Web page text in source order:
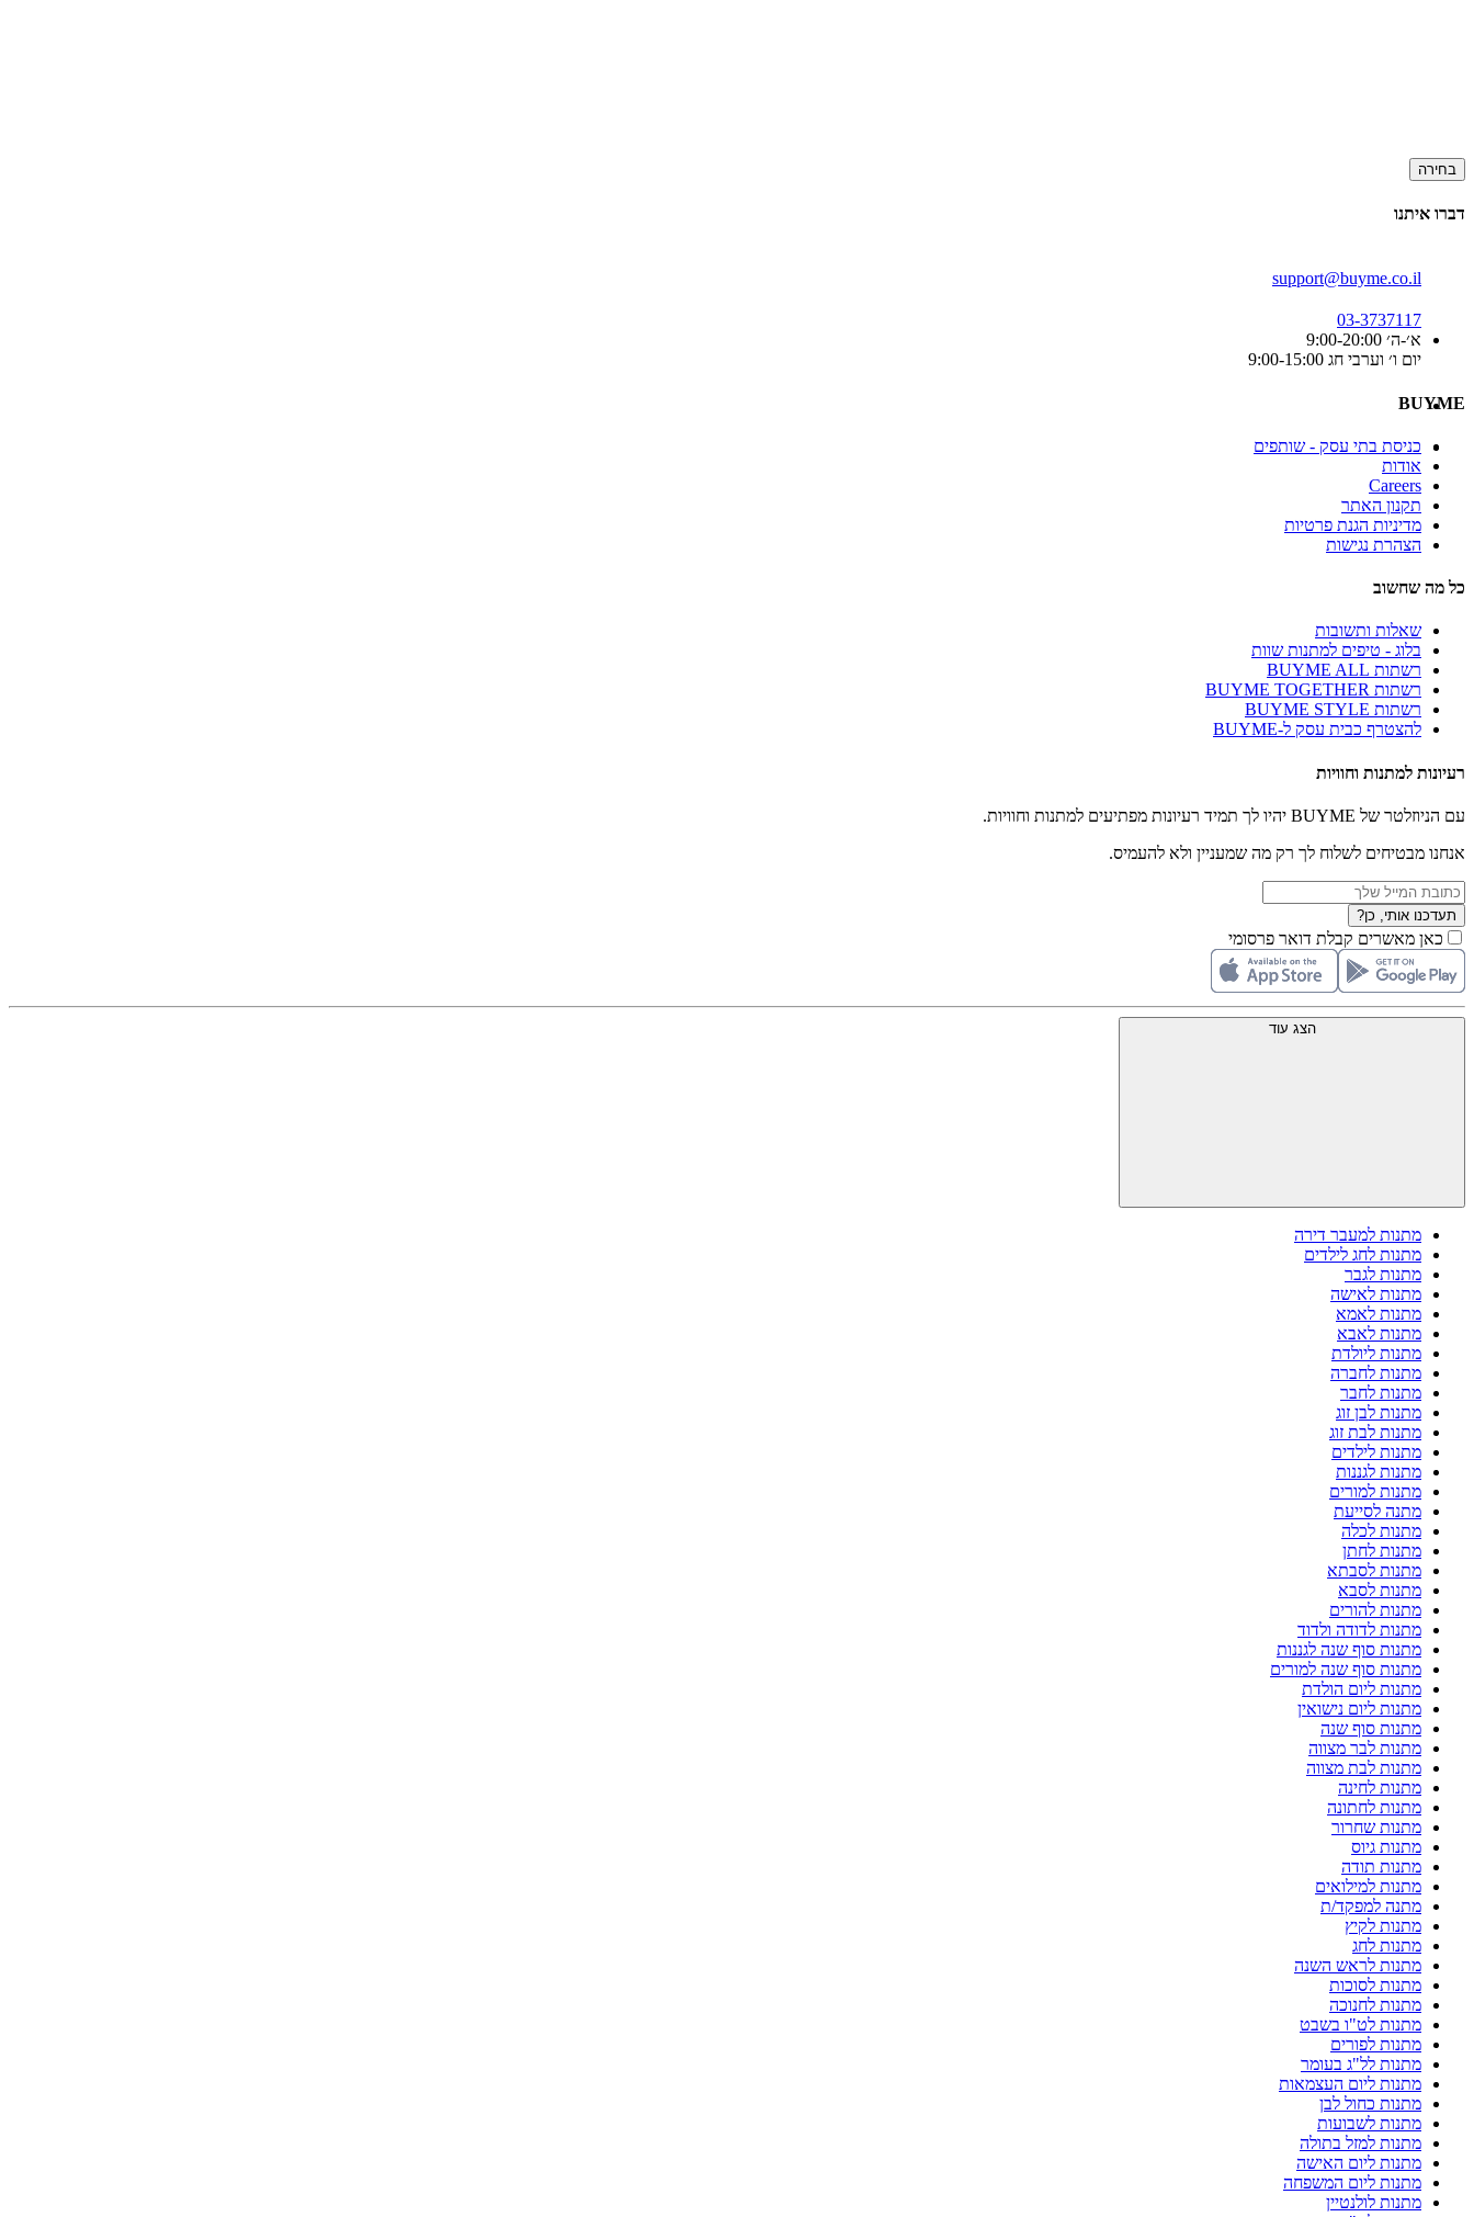
בחירה
דברו איתנו
support@buyme.co.il
03-3737117
א׳-ה׳ 9:00-20:00
יום ו׳ וערבי חג 9:00-15:00
BUYME
כניסת בתי עסק - שותפים
אודות
Careers
תקנון האתר
מדיניות הגנת פרטיות
הצהרת נגישות
כל מה שחשוב
שאלות ותשובות
בלוג - טיפים למתנות שוות
רשתות BUYME ALL
רשתות BUYME TOGETHER
רשתות BUYME STYLE
להצטרף כבית עסק ל-BUYME
רעיונות למתנות וחוויות
עם הניוזלטר של BUYME יהיו לך תמיד רעיונות מפתיעים למתנות וחוויות.
אנחנו מבטיחים לשלוח לך רק מה שמעניין ולא להעמיס.
תעדכנו אותי, כן?
כאן מאשרים קבלת דואר פרסומי
הצג עוד
מתנות למעבר דירה
מתנות לחג לילדים
מתנות לגבר
מתנות לאישה
מתנות לאמא
מתנות לאבא
מתנות ליולדת
מתנות לחברה
מתנות לחבר
מתנות לבן זוג
מתנות לבת זוג
מתנות לילדים
מתנות לגננות
מתנות למורים
מתנה לסייעת
מתנות לכלה
מתנות לחתן
מתנות לסבתא
מתנות לסבא
מתנות להורים
מתנות לדודה ולדוד
מתנות סוף שנה לגננות
מתנות סוף שנה למורים
מתנות ליום הולדת
מתנות ליום נישואין
מתנות סוף שנה
מתנות לבר מצווה
מתנות לבת מצווה
מתנות לחינה
מתנות לחתונה
מתנות שחרור
מתנות גיוס
מתנות תודה
מתנות למילואים
מתנה למפקד/ת
מתנות לקיץ
מתנות לחג
מתנות לראש השנה
מתנות לסוכות
מתנות לחנוכה
מתנות לט"ו בשבט
מתנות לפורים
מתנות לל"ג בעומר
מתנות ליום העצמאות
מתנות כחול לבן
מתנות לשבועות
מתנות למזל בתולה
מתנות ליום האישה
מתנות ליום המשפחה
מתנות לולנטיין